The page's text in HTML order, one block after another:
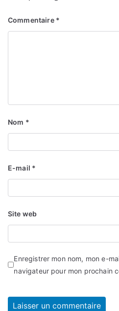
Commentaire *
Nom *
E-mail *
Site web
Enregistrer mon nom, mon e-
navigateur pour mon prochain